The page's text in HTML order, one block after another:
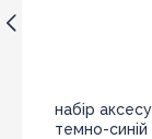
набір
темно-синій